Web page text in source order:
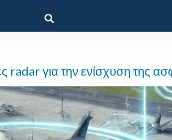
radar για την ενίσχυση της